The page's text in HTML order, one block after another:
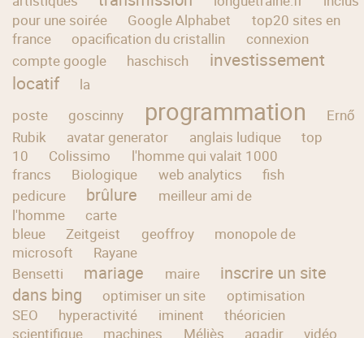
pour une soirée
Google Alphabet
top20 sites en
france
opacification du cristallin
connexion
compte google
haschisch
investissement
locatif
la
poste
goscinny programmation
Ernő
Rubik
avatar generator anglais ludique
top
10
Colissimo
l'homme qui valait 1000
francs
Biologique web analytics
fish
pedicure
brûlure
meilleur ami de
l'homme
carte
bleue
Zeitgeist geoffroy
monopole de
microsoft
Rayane
Bensetti
mariage maire
inscrire un site
dans bing
optimiser un site
optimisation
SEO
hyperactivité iminent
théoricien
scientifique
machines Méliès agadir
vidéo